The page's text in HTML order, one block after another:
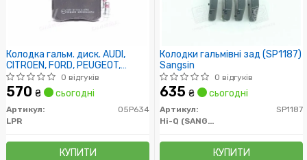
Колодка гальм. диск. AUDI,
CITROEN, FORD, PEUGEOT,
RENAULT, SEAT, SKODA, VW
задн. (вир-во LPR)
0 відгуків
570 ₴ сьогодні
Артикул:
05P634
LPR
КУПИТИ
Колодки гальмівні зад (SP1187)
Sangsin
0 відгуків
635 ₴ сьогодні
Артикул:
SP1187
Hi-Q (SANGSIN)
КУПИТИ